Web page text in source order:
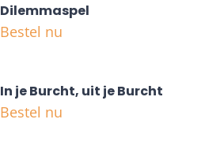
Dilemmaspel
Bestel nu
In je Burcht, uit je Burcht
Bestel nu